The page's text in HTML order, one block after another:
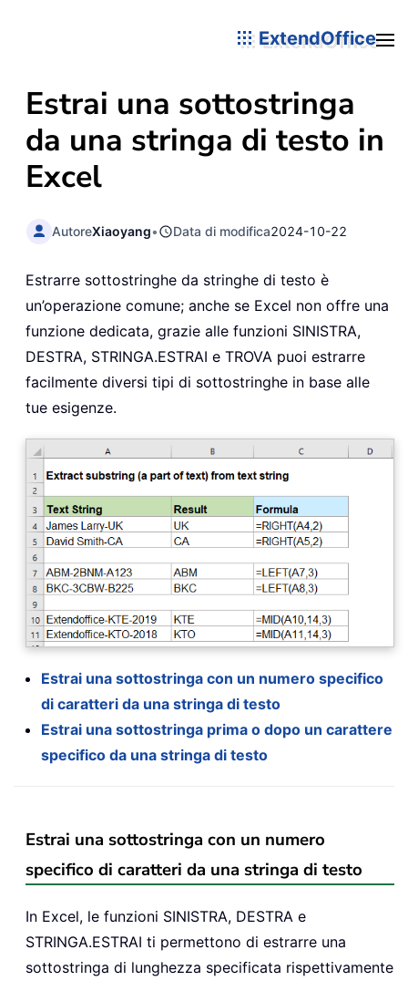
ExtendOffice
Estrai una sottostringa
da una stringa di testo in
Excel
AutoreXiaoyang• Data di modifica2024-10-22
Estrarre sottostringhe da stringhe di testo è
un’operazione comune; anche se Excel non offre una
funzione dedicata, grazie alle funzioni SINISTRA,
DESTRA, STRINGA.ESTRAI e TROVA puoi estrarre
facilmente diversi tipi di sottostringhe in base alle
tue esigenze.
Estrai una sottostringa con un numero specifico
di caratteri da una stringa di testo
Estrai una sottostringa prima o dopo un carattere
specifico da una stringa di testo
Estrai una sottostringa con un numero
specifico di caratteri da una stringa di testo
In Excel, le funzioni SINISTRA, DESTRA e
STRINGA.ESTRAI ti permettono di estrarre una
sottostringa di lunghezza specificata rispettivamente